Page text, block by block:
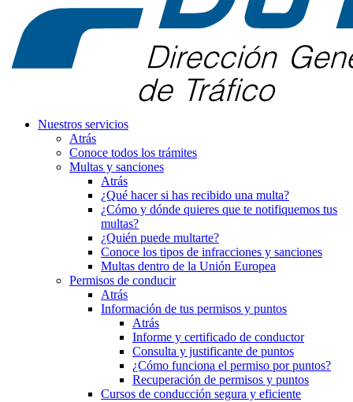
Nuestros servicios
Atrás
Conoce todos los trámites
Multas y sanciones
Atrás
¿Qué hacer si has recibido una multa?
¿Cómo y dónde quieres que te notifiquemos tus
multas?
¿Quién puede multarte?
Conoce los tipos de infracciones y sanciones
Multas dentro de la Unión Europea
Permisos de conducir
Atrás
Información de tus permisos y puntos
Atrás
Informe y certificado de conductor
Consulta y justificante de puntos
¿Cómo funciona el permiso por puntos?
Recuperación de permisos y puntos
Cursos de conducción segura y eficiente